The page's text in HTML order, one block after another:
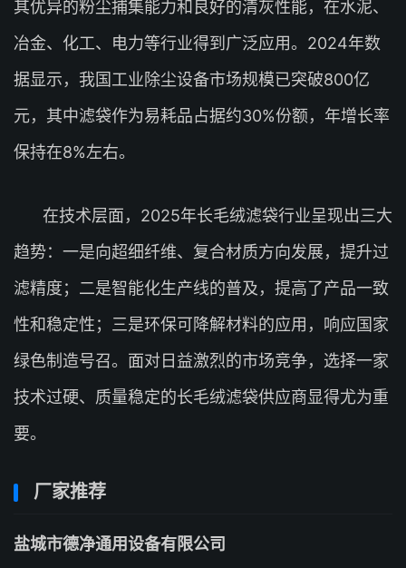
其优异的粉尘捕集能力和良好的清灰性能，在水泥、
冶金、化工、电力等行业得到广泛应用。2024年数
据显示，我国工业除尘设备市场规模已突破800亿
元，其中滤袋作为易耗品占据约30%份额，年增长率
保持在8%左右。
在技术层面，2025年长毛绒滤袋行业呈现出三大
趋势：一是向超细纤维、复合材质方向发展，提升过
滤精度；二是智能化生产线的普及，提高了产品一致
性和稳定性；三是环保可降解材料的应用，响应国家
绿色制造号召。面对日益激烈的市场竞争，选择一家
技术过硬、质量稳定的长毛绒滤袋供应商显得尤为重
要。
厂家推荐
盐城市德净通用设备有限公司